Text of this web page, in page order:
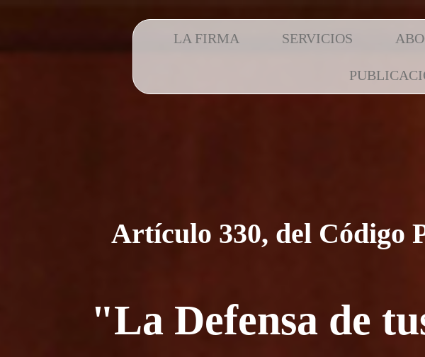
LA FIRMA SERVICIOS
Artículo 330, del Código
"La Defensa de